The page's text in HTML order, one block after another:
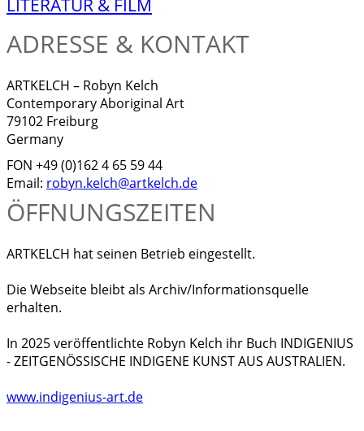
LITERATUR & FILM
ADRESSE & KONTAKT
ARTKELCH – Robyn Kelch
Contemporary Aboriginal Art
79102 Freiburg
Germany
FON +49 (0)162 4 65 59 44
Email: robyn.kelch@artkelch.de
ÖFFNUNGSZEITEN
ARTKELCH hat seinen Betrieb eingestellt.
Die Webseite bleibt als Archiv/Informationsquelle
erhalten.
In 2025 veröffentlichte Robyn Kelch ihr Buch INDIGENIUS
- ZEITGENÖSSISCHE INDIGENE KUNST AUS AUSTRALIEN.
www.indigenius-art.de